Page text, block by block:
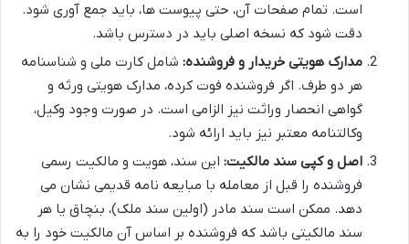
است. تمام صفحات آن، حتی پیوست ها، باید جمع آوری شود.
دقت شود که نسخه اصلی باید در دسترس باشد.
مدارک هویتی خریدار و فروشنده: شامل کارت ملی و شناسنامه
هر دو طرف. اگر فروشنده فوت کرده، مدارک هویتی ورثه و
گواهی انحصار وراثت نیز الزامی است. در صورت وجود وکیل،
وکالتنامه معتبر نیز باید ارائه شود.
اصل و کپی سند مالکیت: این سند، هویت و مالکیت رسمی
فروشنده را قبل از معامله با مبایعه نامه قدیمی نشان می
دهد. ممکن است سند مادر (اولین سند ملک)، بنچاق یا هر
سند مالکیتی باشد که فروشنده بر اساس آن مالکیت خود را به